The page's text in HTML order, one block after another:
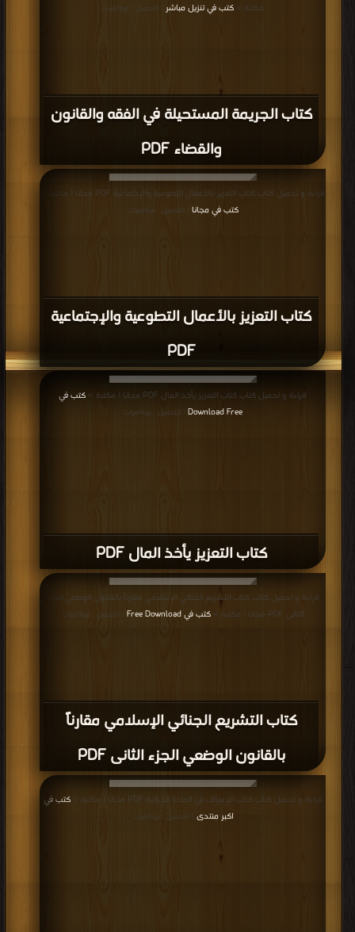
كتاب الجريمة المستحيلة في الفقه والقانون
والقضاء PDF
مكتبة > كتب في تنزيل مباشر | التحميل : مرة/مرات
كتاب التعزيز بالأعمال التطوعية والإجتماعية
PDF
قراءة و تحميل كتاب كتاب التعزيز بالأعمال التطوعية والإجتماعية PDF مجانا | مكتبة >
كتب في مجانا | التحميل : مرة/مرات
كتاب التعزيز يأخذ المال PDF
قراءة و تحميل كتاب كتاب التعزيز يأخذ المال PDF مجانا | مكتبة >
كتب في
Download Free | التحميل : مرة/مرات
كتاب التشريع الجنائي الإسلامي مقارناً
بالقانون الوضعي الجزء الثانى PDF
قراءة و تحميل كتاب كتاب التشريع الجنائي الإسلامي مقارناً بالقانون الوضعي الجزء
الثانى PDF مجانا | مكتبة >
كتب في Free Download | التحميل : مرة/مرات
قراءة و تحميل كتاب كتاب الإعتراف في المادة الجزائية PDF مجانا | مكتبة >
كتب في
اكبر منتدى
| التحميل : مرة/مرات